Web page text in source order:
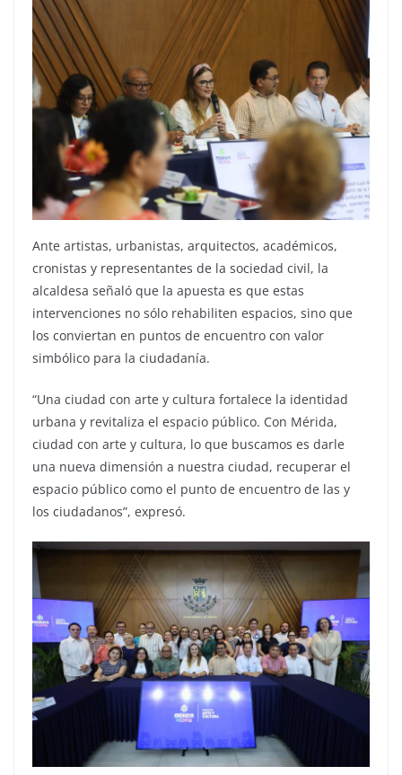
Ante artistas, urbanistas, arquitectos, académicos,
cronistas y representantes de la sociedad civil, la
alcaldesa señaló que la apuesta es que estas
intervenciones no sólo rehabiliten espacios, sino que
los conviertan en puntos de encuentro con valor
simbólico para la ciudadanía.
“Una ciudad con arte y cultura fortalece la identidad
urbana y revitaliza el espacio público. Con Mérida,
ciudad con arte y cultura, lo que buscamos es darle
una nueva dimensión a nuestra ciudad, recuperar el
espacio público como el punto de encuentro de las y
los ciudadanos”, expresó.